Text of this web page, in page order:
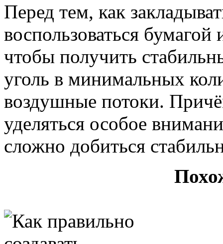
Перед тем, как
воспользоваться
чтобы получить
уголь в минимальных
воздушные потоки.
уделяться особое
сложно добиться